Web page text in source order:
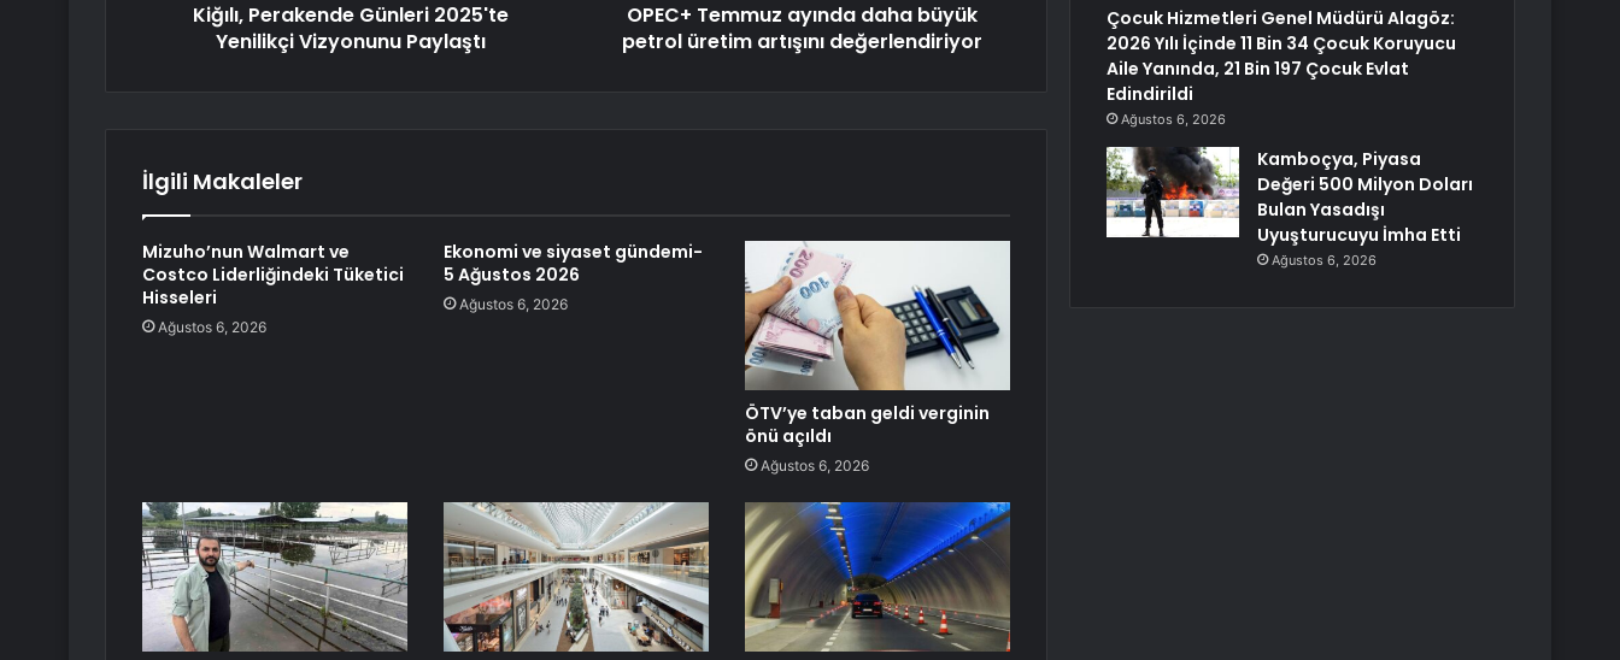
Kiğılı, Perakende Günleri 2025'te
Yenilikçi Vizyonunu Paylaştı
OPEC+ Temmuz ayında daha büyük
petrol üretim artışını değerlendiriyor
İlgili Makaleler
Mizuho’nun Walmart ve
Costco Liderliğindeki Tüketici
Hisseleri
Ağustos 6, 2026
Ekonomi ve siyaset gündemi-
5 Ağustos 2026
Ağustos 6, 2026
ÖTV’ye taban geldi verginin
önü açıldı
Ağustos 6, 2026
Çocuk Hizmetleri Genel Müdürü Alagöz:
2026 Yılı İçinde 11 Bin 34 Çocuk Koruyucu
Aile Yanında, 21 Bin 197 Çocuk Evlat
Edindirildi
Ağustos 6, 2026
Kamboçya, Piyasa
Değeri 500 Milyon Doları
Bulan Yasadışı
Uyuşturucuyu İmha Etti
Ağustos 6, 2026